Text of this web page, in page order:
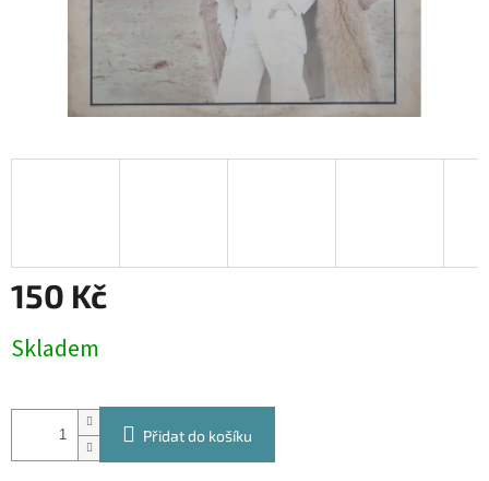
150 Kč
cena:
Skladem
Přidat do košíku